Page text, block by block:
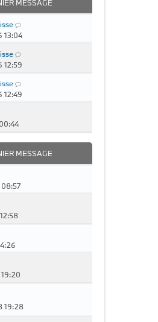
MESSAGE
13:04
12:59
12:49
MESSAGE
19:28